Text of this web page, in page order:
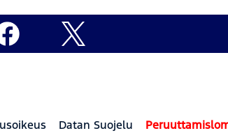
Datan Suojelu